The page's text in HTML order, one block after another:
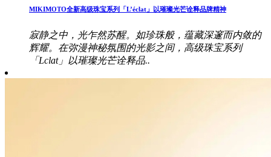
MIKIMOTO全新高级珠宝系列「L’éclat」以璀璨光芒诠释品牌精神
寂静之中，光乍然苏醒。如珍珠般，蕴藏深邃而内敛的
辉耀。在弥漫神秘氛围的光影之间，高级珠宝系列
「Lclat」以璀璨光芒诠释品..